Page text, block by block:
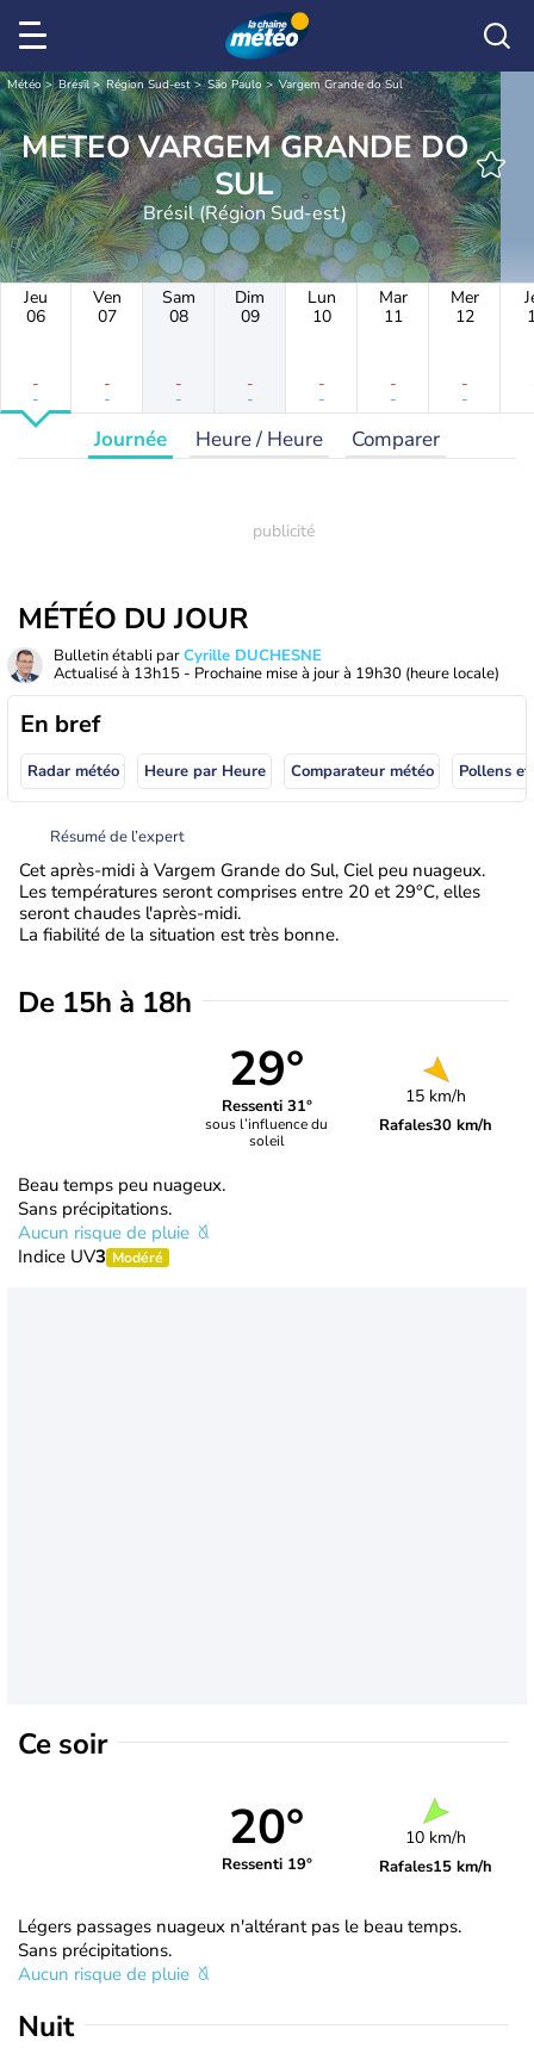
Météo Brésil Région Sud-est São Paulo Vargem Grande do Sul
METEO VARGEM GRANDE DO
SUL
Brésil (Région Sud-est)
Jeu
06
-
-
Ven
07
-
-
Sam
08
-
-
Dim
09
-
-
Lun
10
-
-
Mar
11
-
-
Mer
12
-
-
Journée Heure / Heure Comparer
MÉTÉO DU JOUR
Bulletin établi parCyrille DUCHESNE
Actualisé à 13h15 - Prochaine mise à jour à 19h30 (heure locale)
En bref
Radar météo Heure par Heure Comparateur météo Pollens
Résumé de l’expert
Cet après-midi à Vargem Grande do Sul, Ciel peu nuageux.
Les températures seront comprises entre 20 et 29°C, elles
seront chaudes l'après-midi.
La fiabilité de la situation est très bonne.
De 15h à 18h
29°
Ressenti 31°
sous l’influence du
soleil
15 km/h
Rafales30 km/h
Beau temps peu nuageux.
Sans précipitations.
Aucun risque de pluie
Indice UV3 Modéré
Ce soir
20°
Ressenti 19°
10 km/h
Rafales15 km/h
Légers passages nuageux n'altérant pas le beau temps.
Sans précipitations.
Aucun risque de pluie
Nuit